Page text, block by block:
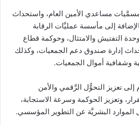
مسمَّيات مساعدي الأمين العام، واستحداث
إلى مأسسة عمليَّات الرقابة
التفتيش والامتثال، وحوكمة قطاع
إدارة صندوق دعم الجمعيات، وكذلك
وشفافية أموال الجمعيات.
تعزيز التحوُّل الرَّقمي والأمن
وتعزيز الحوكمة وسرعة الاستجابة،
البشريَّة عن التطوير المؤسسي.